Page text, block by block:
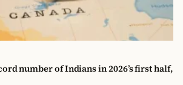
number of Indians in 2026’s first half,